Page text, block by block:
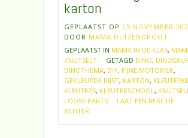
karton
GEPLAATST OP 25 NOVEMBER
DOOR MAMA DUIZENDPOOT
GEPLAATST IN MAMA IN DE KLAS,
KNUTSELT
GETAGD DINO,
DINOTHEMA, DIY, FIJNE MOTORIEK,
GEKLEURDE RIJST, KARTON,
KLEUTERS, KLEUTERSCHOOL ,
LOOSE PARTS
LAAT EEN REACTIE
ACHTER